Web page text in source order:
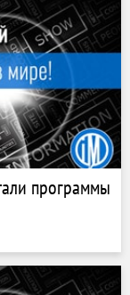
программы